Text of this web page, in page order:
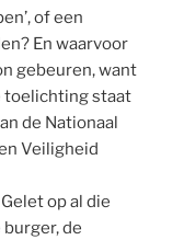
of een
En waarvoor
gebeuren, want
toelichting staat
de Nationaal
Veiligheid
op al die
de